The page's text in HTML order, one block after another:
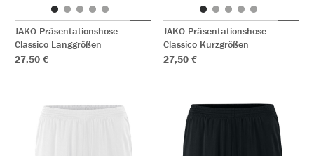
JAKO Präsentationshose
Classico Langgrößen
27,50 €
JAKO Präsentationshose
Classico Kurzgrößen
27,50 €